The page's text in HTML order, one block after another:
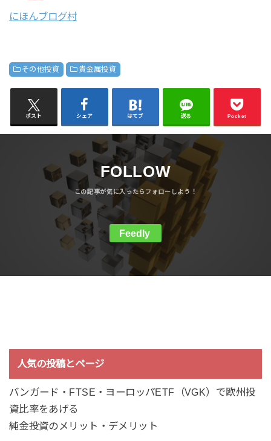
にほんブログ村
その他投資 貴金属投資
ポスト シェア はてブ 送る Pocket
FOLLOW
Feedly
人気の投稿とページ
バンガード・FTSE・ヨーロッパETF（VGK）で欧州投
資比率をあげる
純金投資のメリット・デメリット